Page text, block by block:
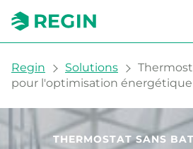
You are here:
Regin Solutions
pour l'optimisation énergétique
THERMOSTAT SANS